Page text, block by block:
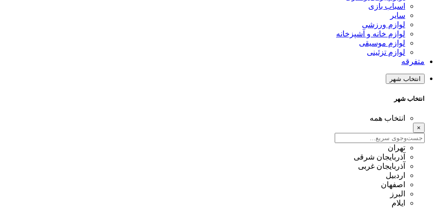
اسباب بازی
سایر
لوازم ورزشی
لوازم خانه و آشپزخانه
لوازم موسیقی
لوازم تزئینی
متفرقه
انتخاب شهر
انتخاب شهر
انتخاب همه
×
تهران
آذربایجان شرقی
آذربایجان غربی
اردبیل
اصفهان
البرز
ایلام